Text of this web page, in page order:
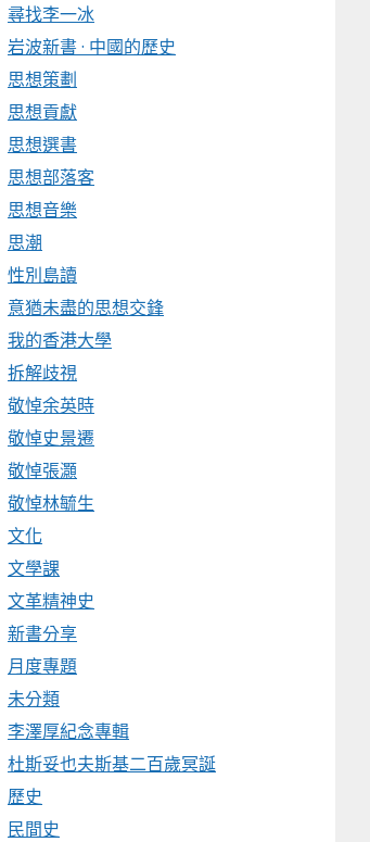
尋找李一冰
岩波新書 · 中國的歷史
思想策劃
思想貢獻
思想選書
思想部落客
思想音樂
思潮
性別島讀
意猶未盡的思想交鋒
我的香港大學
拆解歧視
敬悼余英時
敬悼史景遷
敬悼張灝
敬悼林毓生
文化
文學課
文革精神史
新書分享
月度專題
未分類
李澤厚紀念專輯
杜斯妥也夫斯基二百歲冥誕
歷史
民間史